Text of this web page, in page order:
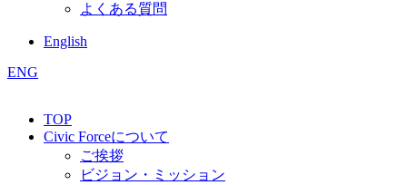
よくある質問
English
ENG
TOP
Civic Forceについて
ご挨拶
ビジョン・ミッション